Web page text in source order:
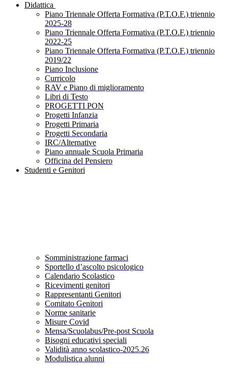
Didattica
Piano Triennale Offerta Formativa (P.T.O.F.) triennio
2025-28
Piano Triennale Offerta Formativa (P.T.O.F.) triennio
2022-25
Piano Triennale Offerta Formativa (P.T.O.F.) triennio
2019/22
Piano Inclusione
Curricolo
RAV e Piano di miglioramento
Libri di Testo
PROGETTI PON
Progetti Infanzia
Progetti Primaria
Progetti Secondaria
IRC/Alternative
Piano annuale Scuola Primaria
Officina del Pensiero
Studenti e Genitori
Somministrazione farmaci
Sportello d’ascolto psicologico
Calendario Scolastico
Ricevimenti genitori
Rappresentanti Genitori
Comitato Genitori
Norme sanitarie
Misure Covid
Mensa/Scuolabus/Pre-post Scuola
Bisogni educativi speciali
Validità anno scolastico-2025.26
Modulistica alunni